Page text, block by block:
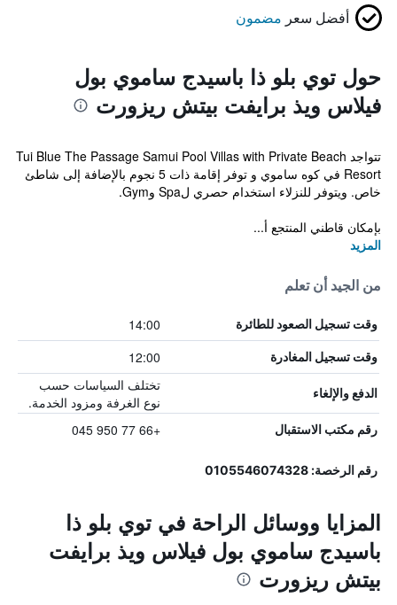
أفضل سعر مضمون
حول توي بلو ذا باسيدج ساموي بول
فيلاس ويذ برايفت بيتش ريزورت
تتواجد Tui Blue The Passage Samui Pool Villas with Private Beach
Resort في كوه ساموي و توفر إقامة ذات 5 نجوم بالإضافة إلى شاطئ
خاص. ويتوفر للنزلاء استخدام حصري لSpa وGym.
بإمكان قاطني المنتجع أ...
المزيد
من الجيد أن تعلم
وقت تسجيل الصعود للطائرة 14:00
وقت تسجيل المغادرة 12:00
الدفع والإلغاء
تختلف السياسات حسب
نوع الغرفة ومزود الخدمة.
رقم مكتب الاستقبال +66 77 950 045
رقم الرخصة: 0105546074328
المزايا ووسائل الراحة في توي بلو ذا
باسيدج ساموي بول فيلاس ويذ برايفت
بيتش ريزورت